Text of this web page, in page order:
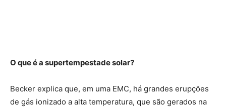
O que é a supertempestade solar?
Becker explica que, em uma EMC, há grandes erupções
de gás ionizado a alta temperatura, que são gerados na